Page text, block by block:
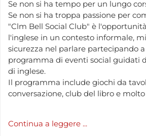
Se non si ha tempo per un lungo
Se non si ha troppa passione per
"Clm Bell Social Club" è
l'inglese in un contesto informale,
sicurezza nel parlare partecipando
programma di eventi social guidati
di inglese.
Il programma include giochi da
conversazione, club del libro e
Continua a leggere ...